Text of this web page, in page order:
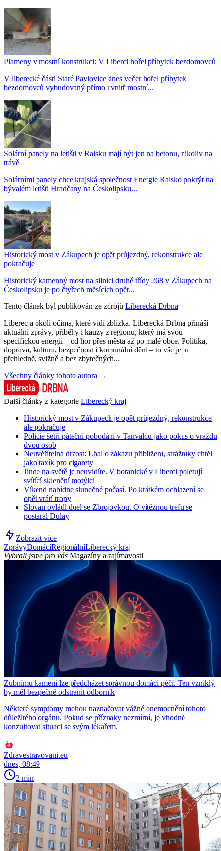
Plameny v mostní konstrukci: V Liberci hořel příbytek bezdomovců
V liberecké části Staré Pavlovice dnes večer hořel příbytek
bezdomovců vybudovaný přímo uvnitř mostní...
Solární panely na letišti v Ralsku mají být jen na betonu, nikoliv na
trávě
Solárními panely chce krajská společnost Energie Ralsko pokrýt na
bývalém letišti Hradčany na Českolipsku...
Historický most v Zákupech je opět průjezdný, rekonstrukce ale
pokračuje
Historický kamenný most na silnici druhé třídy 268 v Zákupech na
Českolipsku je po čtyřech měsících opět...
Tento článek byl publikován ze zdrojů Liberecká Drbna
Liberec a okolí očima, které vidí zblízka. Liberecká Drbna přináší
aktuální zprávy, příběhy i kauzy z regionu, který má svou
specifickou energii – od hor přes města až po malé obce. Politika,
doprava, kultura, bezpečnost i komunální dění – to vše je tu
přehledně, svižně a bez zbytečných...
Všechny články tohoto autora →
Další články z kategorie Liberecký kraj
Historický most v Zákupech je opět průjezdný, rekonstrukce
ale pokračuje
Policie šetří páteční pobodání v Tanvaldu jako pokus o vraždu
dvou osob
Neuvěřitelná drzost: Lhal o zákazu přiblížení, strážníky chtěl
jako taxík pro cigarety
Jinde na světě je neuvidíte. V botanické v Liberci poletují
svítící sklenění motýlci
Víkend nabídne slunečné počasí. Po krátkém ochlazení se
opět vrátí tropy
Slovan ovládl duel se Zbrojovkou. O vítěznou trefu se
postaral Dulay
Zobrazit více
ZprávyDomácíRegionálníLiberecký kraj
Vybrali jsme pro vás Magazíny a zajímavosti
Zubnímu kameni lze předcházet správnou domácí péčí. Ten vzniklý
by měl bezpečně odstranit odborník
Některé symptomy mohou naznačovat vážné onemocnění tohoto
důležitého orgánu. Pokud se příznaky nezmírní, je vhodné
konzultovat situaci se svým lékařem.
Zdravestravovani.eu
dnes, 08:49
2 min